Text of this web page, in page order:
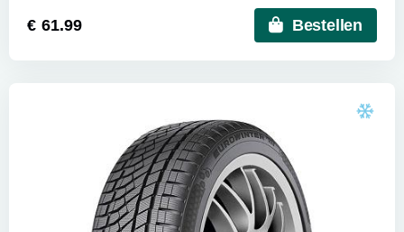
€ 61.99 Bestellen